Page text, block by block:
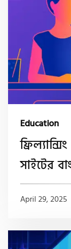
Education
সাইটের
April 29, 2025